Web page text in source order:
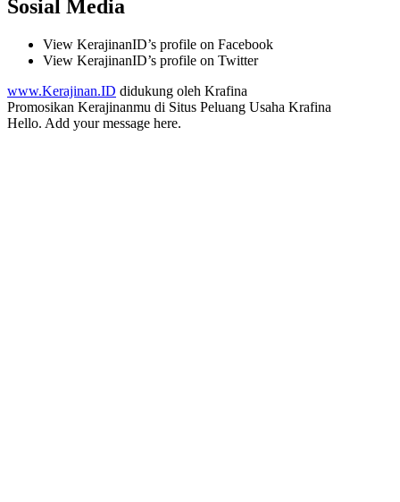
Sosial Media
View KerajinanID’s profile on Facebook
View KerajinanID’s profile on Twitter
www.Kerajinan.ID didukung oleh Krafina
Promosikan Kerajinanmu di Situs Peluang Usaha Krafina
Hello. Add your message here.